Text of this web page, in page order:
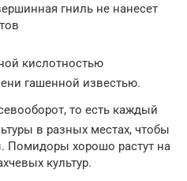
гниль не нанесет
кислотностью
гашенной известью.
то есть каждый
в разных местах, чтобы
Помидоры хорошо растут на
культур.